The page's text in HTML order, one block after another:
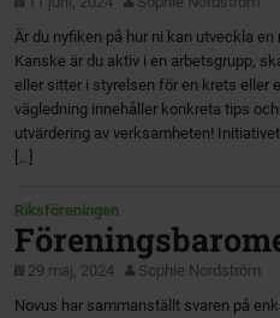
Är du nyfiken på hur ni kan utveckla
Kanske är du aktiv i en arbetsgrupp,
eller sitter i styrelsen för en krets eller
vägledning innehåller konkreta tips
utvärdering av verksamheten!
[…]
Riksföreningen
29 maj, 2024
Sophie Nordström
Novus har sammanställt svaren på